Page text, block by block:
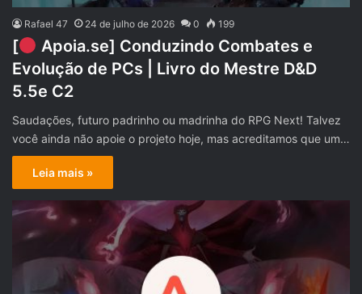
Rafael 47 24 de julho de 2026 0 199
[
Apoia.se] Conduzindo Combates e
Evolução de PCs | Livro do Mestre D&D
5.5e C2
Saudações, futuro padrinho ou madrinha do RPG Next! Talvez
você ainda não apoie o projeto hoje, mas acreditamos que um…
Leia mais »